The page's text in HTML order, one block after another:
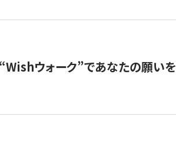
ウォーク”であなたの願い